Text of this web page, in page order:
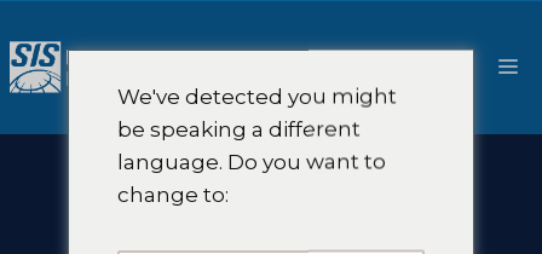
텐
츠
메
We've detected you might
be speaking a different
language. Do you want to
change to: